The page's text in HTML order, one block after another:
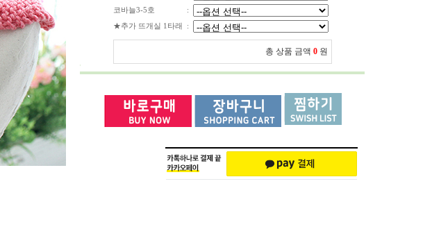
코바늘3-5호
:
★추가 뜨개실 1타래
:
총 상품 금액 0 원